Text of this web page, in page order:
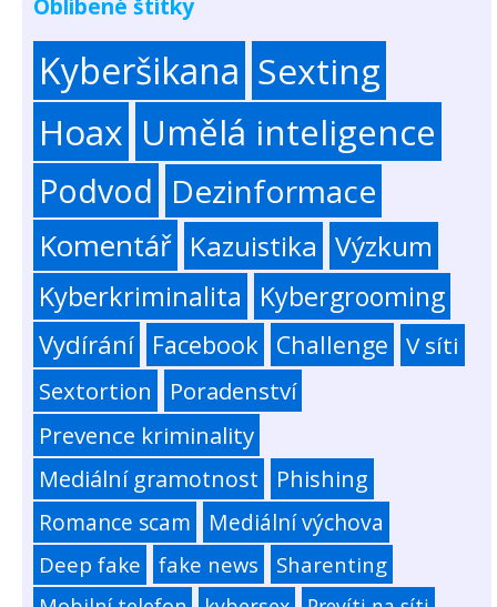
Kyberšikana Sexting
Hoax Umělá inteligence
Podvod Dezinformace
Komentář Kazuistika Výzkum
Kyberkriminalita Kybergrooming
Vydírání Facebook Challenge
V síti
Sextortion
Poradenství
Prevence kriminality
Mediální gramotnost
Phishing
Romance scam
Mediální výchova
Deep fake fake news Sharenting